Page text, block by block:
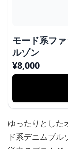
モード系フ
ルゾン
¥8,000
ゆったりとした
ド系デニムブル